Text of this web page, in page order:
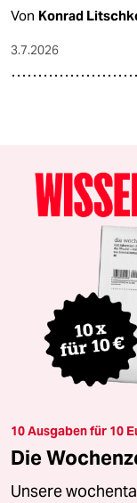
Von Konrad
3.7.2026
10 Ausgaben für 10
Die
Unsere